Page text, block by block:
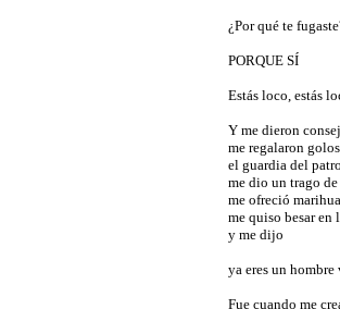
¿Por qué te
PORQUE SÍ
Estás loco, estás
Y me dieron
me regalaron
el guardia del
me dio un trago
me ofreció
me quiso besar en
y me dijo
ya eres un hombre
Fue cuando me